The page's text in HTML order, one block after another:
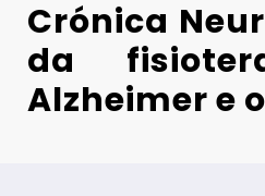
Crónica
da
Alzheimer e